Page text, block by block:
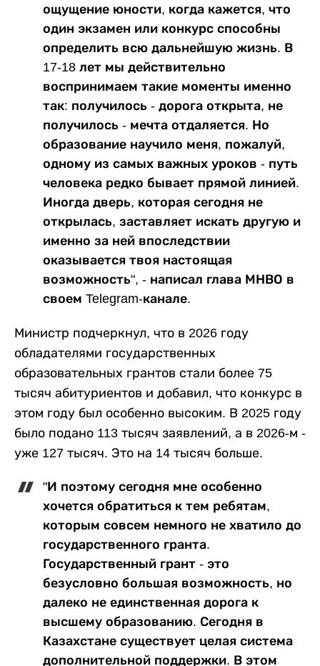
ощущение юности, когда кажется, что
один экзамен или конкурс способны
определить всю дальнейшую жизнь. В
17-18 лет мы действительно
воспринимаем такие моменты именно
так: получилось - дорога открыта, не
получилось - мечта отдаляется. Но
образование научило меня, пожалуй,
одному из самых важных уроков - путь
человека редко бывает прямой линией.
Иногда дверь, которая сегодня не
открылась, заставляет искать другую и
именно за ней впоследствии
оказывается твоя настоящая
возможность", - написал глава МНВО в
своем Telegram-канале.
Министр подчеркнул, что в 2026 году
обладателями государственных
образовательных грантов стали более 75
тысяч абитуриентов и добавил, что конкурс в
этом году был особенно высоким. В 2025 году
было подано 113 тысяч заявлений, а в 2026-м -
уже 127 тысяч. Это на 14 тысяч больше.
"И поэтому сегодня мне особенно
хочется обратиться к тем ребятам,
которым совсем немного не хватило до
государственного гранта.
Государственный грант - это
безусловно большая возможность, но
далеко не единственная дорога к
высшему образованию. Сегодня в
Казахстане существует целая система
дополнительной поддержки. В этом